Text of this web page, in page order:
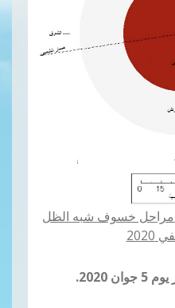
مراحل خسوف شبه الظل
2020.